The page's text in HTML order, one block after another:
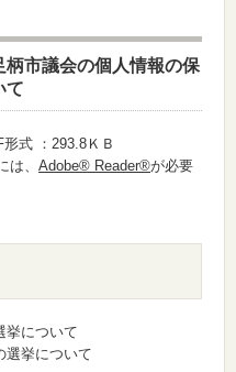
市議会の個人情報の保
て
形式 ：293.8ＫＢ
は、 Adobe® Reader®が必要
挙について
選挙について